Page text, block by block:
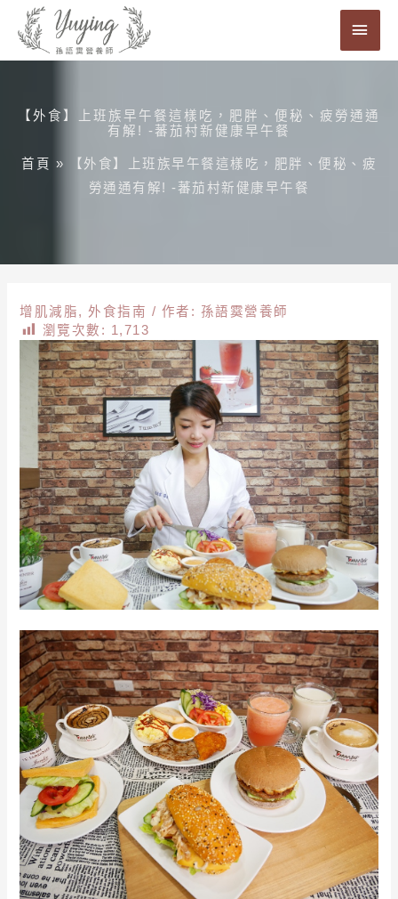
主
主
要
【外食】上班族早午餐這樣吃，肥胖、便秘、疲勞通通
有解! -蕃茄村新健康早午餐
首頁 »
【外食】上班族早午餐這樣吃，肥胖、便秘、疲
勞通通有解! -蕃茄村新健康早午餐
增肌減脂,外食指南 / 作者: 孫語霙營養師
瀏覽次數: 1,713